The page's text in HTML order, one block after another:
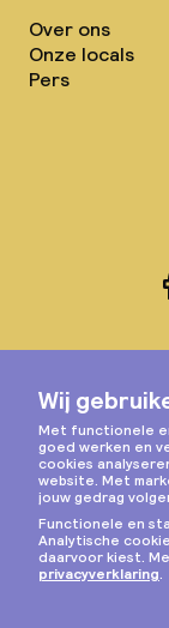
Over ons
Onze locals
Pers